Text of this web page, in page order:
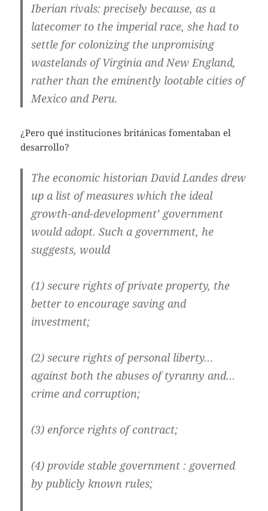
Iberian rivals: precisely because, as a
latecomer to the imperial race, she had to
settle for colonizing the unpromising
wastelands of Virginia and New England,
rather than the eminently lootable cities of
Mexico and Peru.
¿Pero qué instituciones británicas fomentaban el
desarrollo?
The economic historian David Landes drew
up a list of measures which the ideal
growth-and-development’ government
would adopt. Such a government, he
suggests, would
(1) secure rights of private property, the
better to encourage saving and
investment;
(2) secure rights of personal liberty…
against both the abuses of tyranny and…
crime and corruption;
(3) enforce rights of contract;
(4) provide stable government : governed
by publicly known rules;